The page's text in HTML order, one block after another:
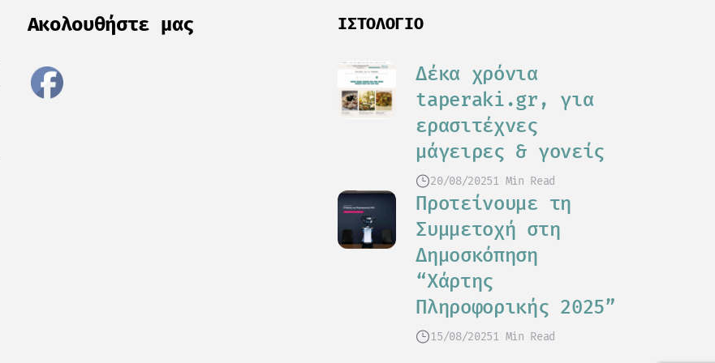
Ακολουθήστε μας ΙΣΤΟΛΌΓΙΟ
Δέκα χρόνια
taperaki.gr, για
ερασιτέχνες
μάγειρες & γονείς
20/08/20251 Min Read
Προτείνουμε τη
Συμμετοχή στη
Δημοσκόπηση
“Χάρτης
Πληροφορικής 2025”
15/08/20251 Min Read